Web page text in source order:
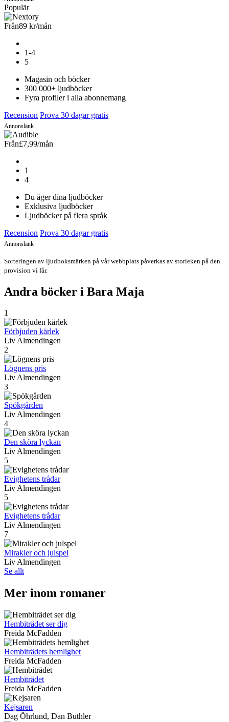
Populär
Från89 kr/mån
1-4
5
Magasin och böcker
300 000+ ljudböcker
Fyra profiler i alla abonnemang
Recension Prova 30 dagar gratis
Annonslänk
Från£7,99/mån
1
4
Du äger dina ljudböcker
Exklusiva ljudböcker
Ljudböcker på flera språk
Recension Prova 30 dagar gratis
Annonslänk
Sorteringen av ljudboksmärken på vår webbplats påverkas av storleken på den
provision vi får.
Andra böcker i Bara Maja
1
Förbjuden kärlek
Liv Almendingen
2
Lögnens pris
Liv Almendingen
3
Spökgården
Liv Almendingen
4
Den sköra lyckan
Liv Almendingen
5
Evighetens trådar
Liv Almendingen
5
Evighetens trådar
Liv Almendingen
7
Mirakler och julspel
Liv Almendingen
Se allt
Mer inom romaner
Hembiträdet ser dig
Freida McFadden
Hembiträdets hemlighet
Freida McFadden
Hembiträdet
Freida McFadden
Kejsaren
Dag Öhrlund, Dan Buthler